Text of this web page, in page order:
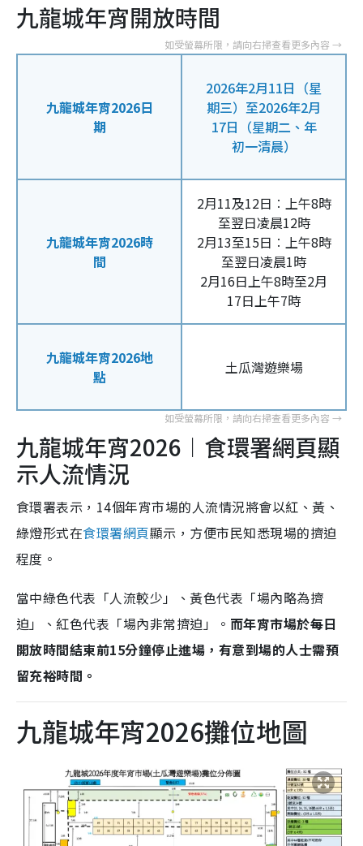
九龍城年宵開放時間
九龍城年宵2026日
期
2026年2月11日（星
期三）至2026年2月
17日（星期二、年
初一清晨）
九龍城年宵2026時
間
2月11及12日︰上午8時
至翌日凌晨12時
2月13至15日︰上午8時
至翌日凌晨1時
2月16日上午8時至2月
17日上午7時
九龍城年宵2026地
點
土瓜灣遊樂場
九龍城年宵2026︱食環署網頁顯
示人流情況
食環署表示，14個年宵市場的人流情況將會以紅、黃、
綠燈形式在食環署網頁顯示，方便市民知悉現場的擠迫
程度。
當中綠色代表「人流較少」、黃色代表「場內略為擠
迫」、紅色代表「場內非常擠迫」。 而年宵市場於每日
開放時間結束前15分鐘停止進場，有意到場的人士需預
留充裕時間。
九龍城年宵2026攤位地圖